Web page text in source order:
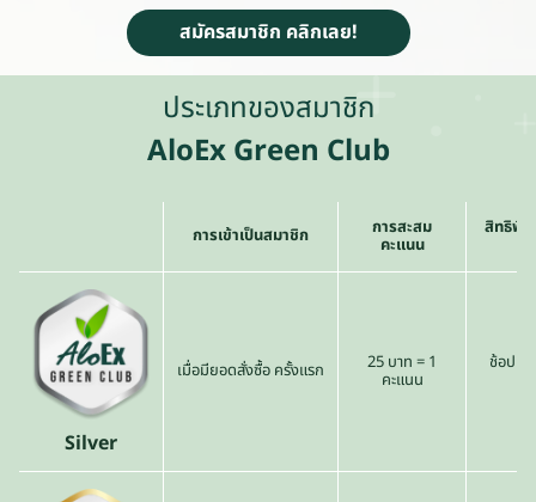
สมัครสมาชิก คลิกเลย!
ประเภทของสมาชิก
AloEx Green Club
การเข้าเป็นสมาชิก การสะสม
คะแนน
สิทธิพิเ
Silver
เมื่อมียอดสั่งซื้อ ครั้งแรก 25 บาท = 1
คะแนน
ช้อปเดื